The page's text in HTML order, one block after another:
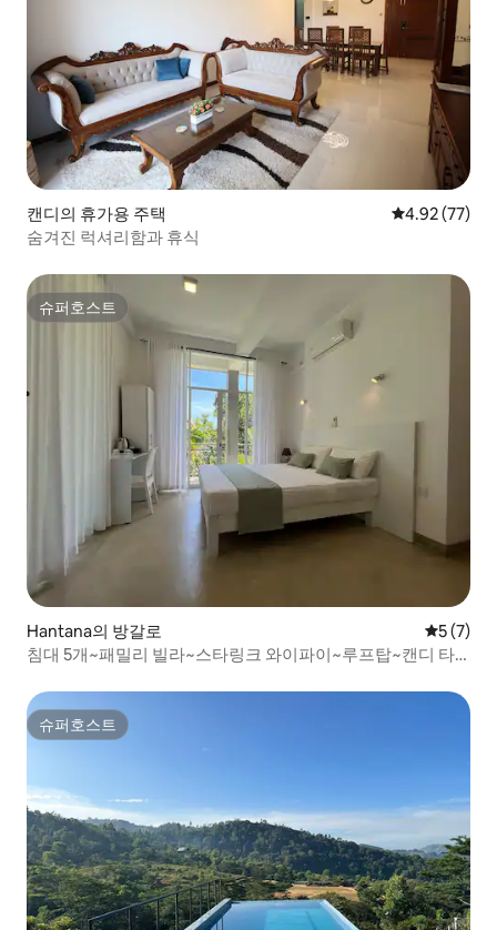
캔디의 휴가용 주택 평점 4.92점(5
4.92 (77)
숨겨진 럭셔리함과 휴식
슈퍼호스트
슈퍼호스트
Hantana의 방갈로 평점 5점
5 (7)
침대 5개~패밀리 빌라~스타링크 와이파이~루프탑~캔디 타
슈퍼호스트
슈퍼호스트